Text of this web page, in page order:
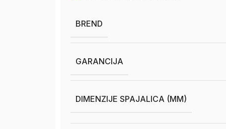
BREND
GARANCIJA
DIMENZIJE SPAJALICA (MM)